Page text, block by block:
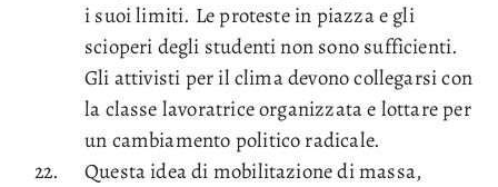
i suoi limiti. Le proteste in piazza e gli
scioperi degli studenti non sono sufficienti.
Gli attivisti per il clima devono collegarsi con
la classe lavoratrice organizzata e lottare per
un cambiamento politico radicale.
Questa idea di mobilitazione di massa,